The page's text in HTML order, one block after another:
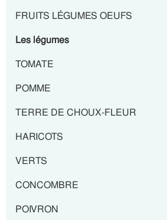
FRUITS LÉGUMES OEUFS
Les légumes
TOMATE
POMME
TERRE DE CHOUX-FLEUR
HARICOTS
VERTS
CONCOMBRE
POIVRON